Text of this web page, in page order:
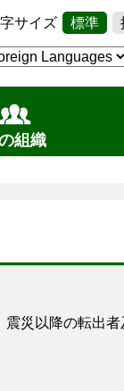
サイズ 標準
組織
災以降の転出者